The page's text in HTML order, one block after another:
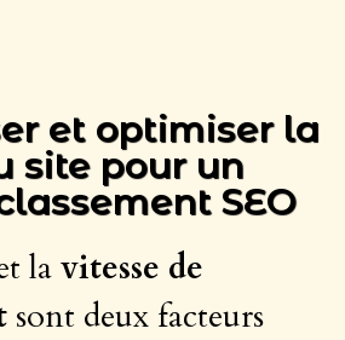
et optimiser la
site pour un
SEO
lavitesse de
sont deux facteurs